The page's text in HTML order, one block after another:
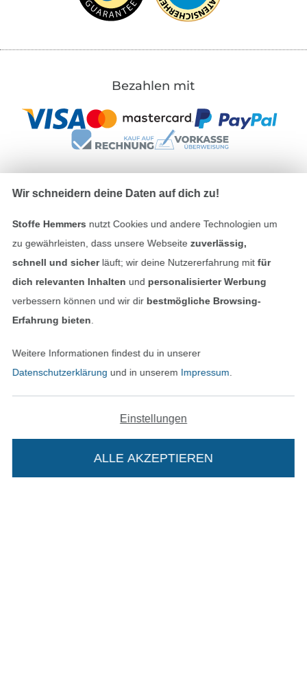
Bezahlen mit
Datenschutz
Widerrufsrecht
Kontakt
In den deutschen Shop wechseln (aktuell
Wir schneidern deine Daten auf dich zu!
Stoffe Hemmers nutzt Cookies und andere Technologien um
zu gewährleisten, dass unsere Webseite zuverlässig,
schnell und sicherläuft; wir deine Nutzererfahrung mitfür
dich relevanten Inhalten und personalisierter Werbung
verbessern können und wir dir bestmögliche Browsing-
Erfahrung bieten
Weitere Informationen findest du in unserer
Datenschutzerklärung und in unserem Impressum
Einstellungen
ALLE AKZEPTIEREN